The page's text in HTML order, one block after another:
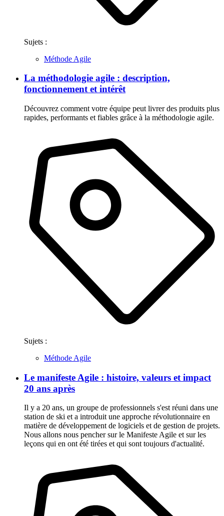
Sujets :
Méthode Agile
La méthodologie agile : description,
fonctionnement et intérêt
Découvrez comment votre équipe peut livrer des produits plus
rapides, performants et fiables grâce à la méthodologie agile.
Sujets :
Méthode Agile
Le manifeste Agile : histoire, valeurs et impact
20 ans après
Il y a 20 ans, un groupe de professionnels s'est réuni dans une
station de ski et a introduit une approche révolutionnaire en
matière de développement de logiciels et de gestion de projets.
Nous allons nous pencher sur le Manifeste Agile et sur les
leçons qui en ont été tirées et qui sont toujours d'actualité.